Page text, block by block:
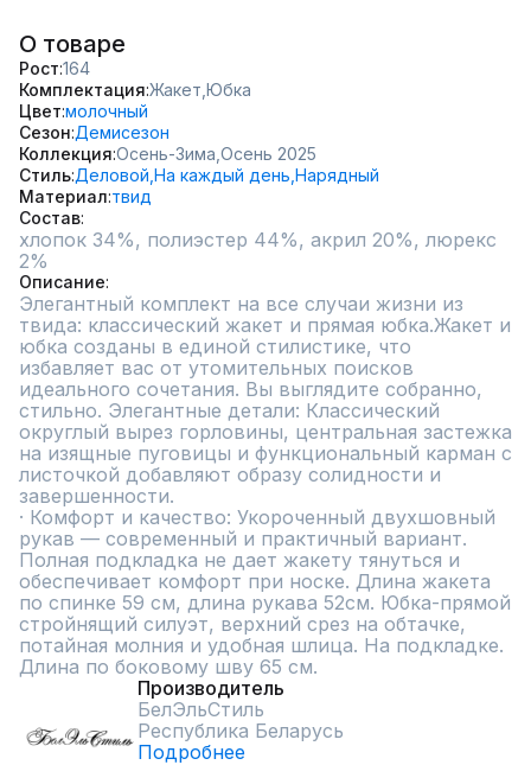
О товаре
Рост 164
Комплектация Жакет, Юбка
Цвет молочный
Сезон Демисезон
Коллекция Осень-Зима, Осень 2025
Стиль Деловой, На каждый день, Нарядный
Материал твид
Состав
хлопок 34%, полиэстер 44%, акрил 20%, люрекс
2%
Описание
Элегантный комплект на все случаи жизни из
твида: классический жакет и прямая юбка.Жакет и
юбка созданы в единой стилистике, что
избавляет вас от утомительных поисков
идеального сочетания. Вы выглядите собранно,
стильно. Элегантные детали: Классический
округлый вырез горловины, центральная застежка
на изящные пуговицы и функциональный карман с
листочкой добавляют образу солидности и
завершенности.
· Комфорт и качество: Укороченный двухшовный
рукав — современный и практичный вариант.
Полная подкладка не дает жакету тянуться и
обеспечивает комфорт при носке. Длина жакета
по спинке 59 см, длина рукава 52см. Юбка-прямой
стройнящий силуэт, верхний срез на обтачке,
потайная молния и удобная шлица. На подкладке.
Длина по боковому шву 65 см.
Производитель
БелЭльСтиль
Республика Беларусь
Подробнее